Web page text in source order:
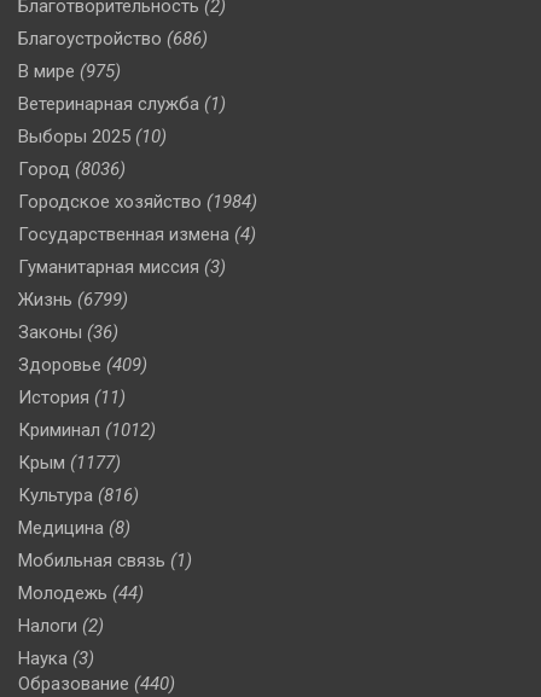
Благотворительность (2)
Благоустройство (686)
В мире (975)
Ветеринарная служба (1)
Выборы 2025 (10)
Город (8036)
Городское хозяйство (1984)
Государственная измена (4)
Гуманитарная миссия (3)
Жизнь (6799)
Законы (36)
Здоровье (409)
История (11)
Криминал (1012)
Крым (1177)
Культура (816)
Медицина (8)
Мобильная связь (1)
Молодежь (44)
Налоги (2)
Наука (3)
Образование (440)